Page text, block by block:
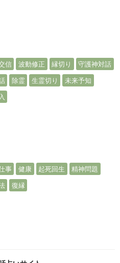
信 波動修正 縁切り 守護神対話
除霊 生霊切り 未来予知
事 健康 起死回生 精神問題
復縁